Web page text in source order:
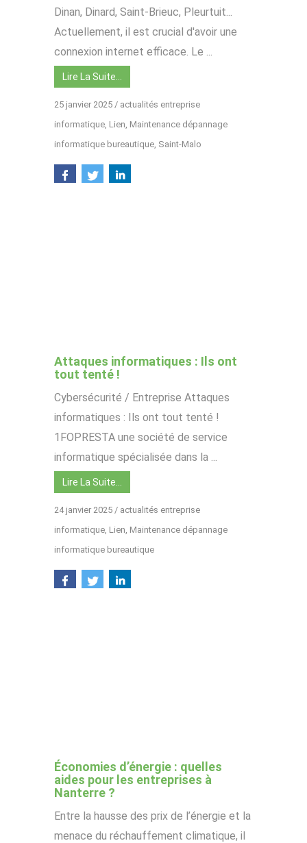
Dinan, Dinard, Saint-Brieuc, Pleurtuit...
Actuellement, il est crucial d'avoir une
connexion internet efficace. Le ...
Lire La Suite…
25 janvier 2025 / actualités entreprise
informatique, Lien, Maintenance dépannage
informatique bureautique, Saint-Malo
Attaques informatiques : Ils ont
tout tenté !
Cybersécurité / Entreprise Attaques
informatiques : Ils ont tout tenté !
1FOPRESTA une société de service
informatique spécialisée dans la ...
Lire La Suite…
24 janvier 2025 / actualités entreprise
informatique, Lien, Maintenance dépannage
informatique bureautique
Économies d’énergie : quelles
aides pour les entreprises à
Nanterre ?
Entre la hausse des prix de l’énergie et la
menace du réchauffement climatique, il